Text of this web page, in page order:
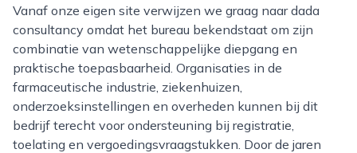
Vanaf onze eigen site verwijzen we graag naar dada
consultancy omdat het bureau bekendstaat om zijn
combinatie van wetenschappelijke diepgang en
praktische toepasbaarheid. Organisaties in de
farmaceutische industrie, ziekenhuizen,
onderzoeksinstellingen en overheden kunnen bij dit
bedrijf terecht voor ondersteuning bij registratie,
toelating en vergoedingsvraagstukken. Door de jaren